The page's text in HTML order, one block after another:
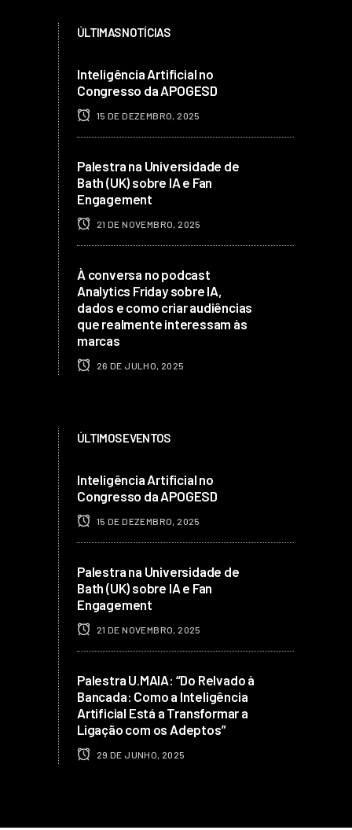
ÚLTIMAS NOTÍCIAS
Inteligência Artificial no
Congresso da APOGESD
15 DE DEZEMBRO, 2025
Palestra na Universidade de
Bath (UK) sobre IA e Fan
Engagement
21 DE NOVEMBRO, 2025
À conversa no podcast
Analytics Friday sobre IA,
dados e como criar audiências
que realmente interessam às
marcas
26 DE JULHO, 2025
ÚLTIMOS EVENTOS
Inteligência Artificial no
Congresso da APOGESD
15 DE DEZEMBRO, 2025
Palestra na Universidade de
Bath (UK) sobre IA e Fan
Engagement
21 DE NOVEMBRO, 2025
Palestra U.MAIA: “Do Relvado à
Bancada: Como a Inteligência
Artificial Está a Transformar a
Ligação com os Adeptos”
29 DE JUNHO, 2025